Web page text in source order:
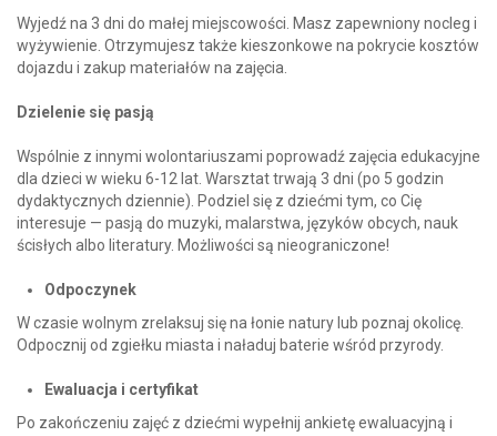
Wyjedź na 3 dni do małej miejscowości. Masz zapewniony nocleg i
wyżywienie. Otrzymujesz także kieszonkowe na pokrycie kosztów
dojazdu i zakup materiałów na zajęcia.
Dzielenie się pasją
Wspólnie z innymi wolontariuszami poprowadź zajęcia edukacyjne
dla dzieci w wieku 6-12 lat. Warsztat trwają 3 dni (po 5 godzin
dydaktycznych dziennie). Podziel się z dziećmi tym, co Cię
interesuje — pasją do muzyki, malarstwa, języków obcych, nauk
ścisłych albo literatury. Możliwości są nieograniczone!
Odpoczynek
W czasie wolnym zrelaksuj się na łonie natury lub poznaj okolicę.
Odpocznij od zgiełku miasta i naładuj baterie wśród przyrody.
Ewaluacja i certyfikat
Po zakończeniu zajęć z dziećmi wypełnij ankietę ewaluacyjną i